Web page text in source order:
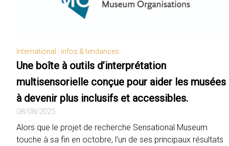
International : infos & tendances
Une boîte à outils d’interprétation
multisensorielle conçue pour aider les musées
à devenir plus inclusifs et accessibles.
08/08/2025
Alors que le projet de recherche Sensational Museum
touche à sa fin en octobre, l’un de ses principaux résultats